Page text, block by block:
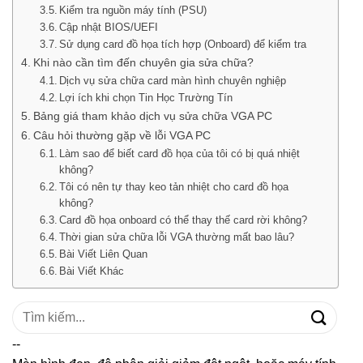
Kiểm tra nguồn máy tính (PSU)
Cập nhật BIOS/UEFI
Sử dụng card đồ họa tích hợp (Onboard) để kiểm tra
Khi nào cần tìm đến chuyên gia sửa chữa?
Dịch vụ sửa chữa card màn hình chuyên nghiệp
Lợi ích khi chọn Tin Học Trường Tín
Bảng giá tham khảo dịch vụ sửa chữa VGA PC
Câu hỏi thường gặp về lỗi VGA PC
Làm sao để biết card đồ họa của tôi có bị quá nhiệt
không?
Tôi có nên tự thay keo tản nhiệt cho card đồ họa
không?
Card đồ họa onboard có thể thay thế card rời không?
Thời gian sửa chữa lỗi VGA thường mất bao lâu?
Bài Viết Liên Quan
Bài Viết Khác
Tìm
--